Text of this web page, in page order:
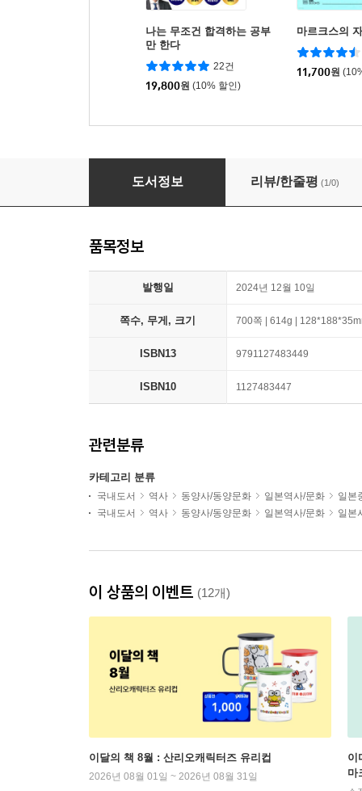
나는 무조건 합격하는 공부
만 한다
22건
19,800원 (10% 할인)
마르크스의
11,700원
일본 중세적 세계의 형성
도서정보 리뷰/한줄평 (1/0)
품목정보
발행일 2024년 12월 10일
쪽수, 무게, 크기 700쪽 | 614g |
ISBN13 9791127483449
ISBN10 1127483447
관련분류
카테고리 분류
국내도서 역사 동양사/동양문화 일본역사/문화
일본
국내도서
역사 동양사/동양문화 일본역사/문화 일본
이 상품의 이벤트 (12개)
이달의 책 8월 : 산리오캐릭터즈 유리컵
2026년 08월 01일 ~ 2026년 08월 31일
이
마